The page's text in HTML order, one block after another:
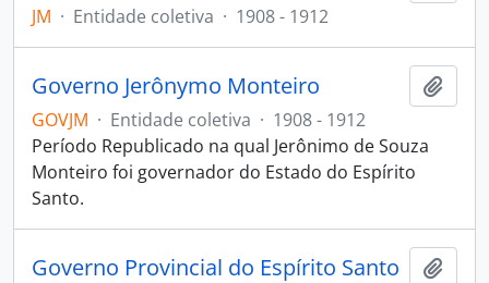
JM · Entidade coletiva · 1908 - 1912
Governo Jerônymo Monteiro
GOVJM · Entidade coletiva · 1908 - 1912
Período Republicado na qual Jerônimo de Souza
Monteiro foi governador do Estado do Espírito
Santo.
Governo Provincial do Espírito Santo